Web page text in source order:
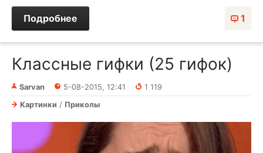
1
Подробнее
Классные гифки (25 гифок)
Sarvan 5-08-2015, 12:41
1 119
Картинки / Приколы